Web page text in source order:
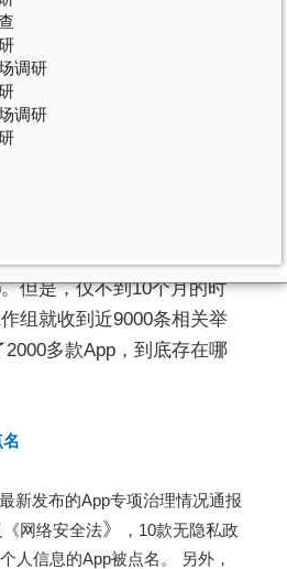
调研
调研
3, 2020
强制定位、偷窥、泄
违法“越界”怎么破
俗称。几乎所有的智能手
但是，仅不到10个月的时
组就收到近9000条相关举
多款App，到底存在哪
新发布的App专项治理情况通报
网络安全法》
，10款无隐私政
人信息的App被点名。 另外，